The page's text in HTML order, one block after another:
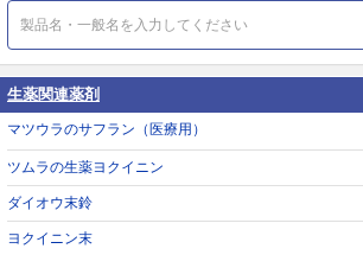
生薬関連薬剤
マツウラのサフラン（医療用）
ツムラの生薬ヨクイニン
ダイオウ末鈴
ヨクイニン末